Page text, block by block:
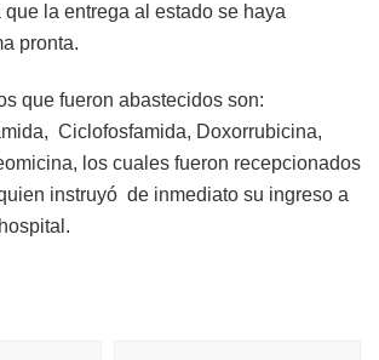
que la entrega al estado se haya
pronta.
que fueron abastecidos son:
Ciclofosfamida, Doxorrubicina,
los cuales fueron recepcionados
instruyó de inmediato su ingreso a